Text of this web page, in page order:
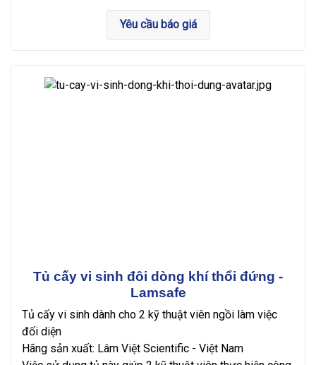
Yêu cầu báo giá
Tủ cấy vi sinh đôi dòng khí thổi đứng -
Lamsafe
Tủ cấy vi sinh dành cho 2 kỹ thuật viên ngồi làm việc
đối diện
Hãng sản xuất: Lâm Việt Scientific - Việt Nam